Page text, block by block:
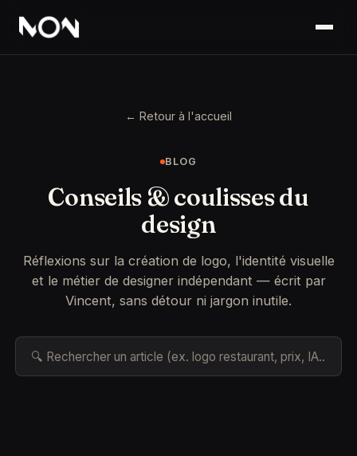
← Retour à l'accueil
BLOG
Conseils & coulisses du
design
Réflexions sur la création de logo, l'identité visuelle
et le métier de designer indépendant — écrit par
Vincent, sans détour ni jargon inutile.